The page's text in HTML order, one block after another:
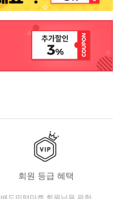
회원 등급 혜택